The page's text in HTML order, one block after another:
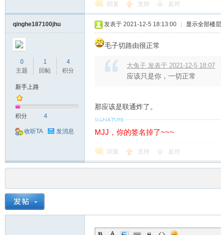
回复 支持 反对
qinghe187100jhu
0
主题
1
回帖
4
积分
新手上路
积分 4
收听TA 发消息
发表于 2021-12-5 18:13:00 显示全部楼层
毛子切路由很正常
大兔子 发表于 2021-12-5 18:07
应该只是你，一切正常
那应该是联通炸了。
MJJ，你的签名掉了~~~
回复 支持 反对